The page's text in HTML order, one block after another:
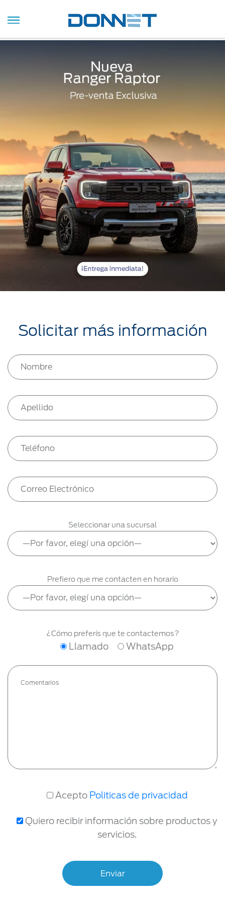
Solicitar más información
Seleccionar una sucursal
Prefiero que me contacten en horario
¿Cómo preferís que te contactemos?
Llamado WhatsApp
Acepto Politicas de privacidad
Quiero recibir información sobre productos y
servicios.